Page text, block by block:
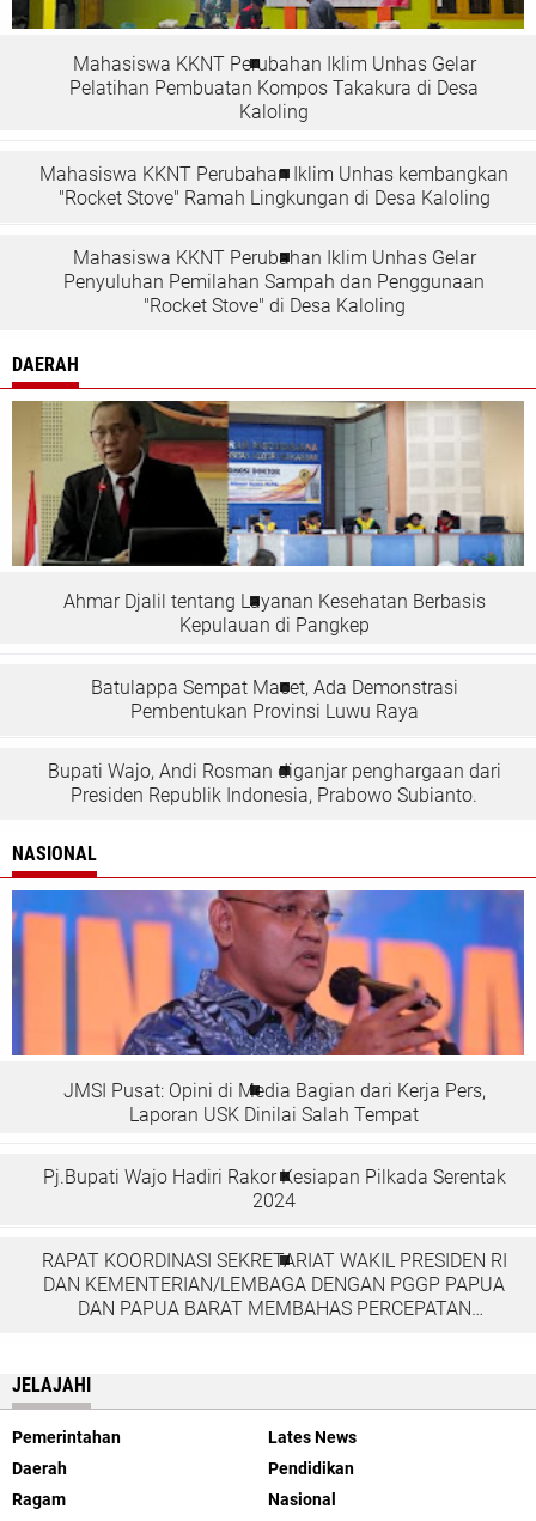
Mahasiswa KKNT Perubahan Iklim Unhas Gelar
Pelatihan Pembuatan Kompos Takakura di Desa
Kaloling
Mahasiswa KKNT Perubahan Iklim Unhas kembangkan
"Rocket Stove" Ramah Lingkungan di Desa Kaloling
Mahasiswa KKNT Perubahan Iklim Unhas Gelar
Penyuluhan Pemilahan Sampah dan Penggunaan
"Rocket Stove" di Desa Kaloling
DAERAH
Ahmar Djalil tentang Layanan Kesehatan Berbasis
Kepulauan di Pangkep
Batulappa Sempat Macet, Ada Demonstrasi
Pembentukan Provinsi Luwu Raya
Bupati Wajo, Andi Rosman diganjar penghargaan dari
Presiden Republik Indonesia, Prabowo Subianto.
NASIONAL
JMSI Pusat: Opini di Media Bagian dari Kerja Pers,
Laporan USK Dinilai Salah Tempat
Pj.Bupati Wajo Hadiri Rakor Kesiapan Pilkada Serentak
2024
RAPAT KOORDINASI SEKRETARIAT WAKIL PRESIDEN RI
DAN KEMENTERIAN/LEMBAGA DENGAN PGGP PAPUA
DAN PAPUA BARAT MEMBAHAS PERCEPATAN
JELAJAHI
Pemerintahan
Lates News
Daerah
Pendidikan
Ragam
Nasional